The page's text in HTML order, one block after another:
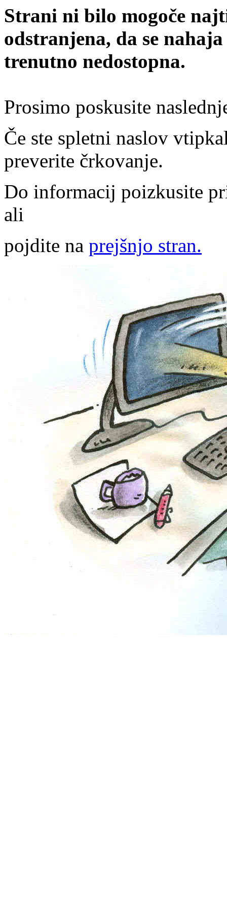
Strani ni bilo mogoče
odstranjena, da se
trenutno nedostopna.
Prosimo poskusite
Če ste spletni naslov
preverite črkovanje.
Do informacij poizkusite
ali
pojdite na prejšnjo stran.